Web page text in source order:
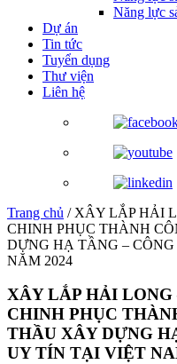
Năng lực
Dự án
Tin tức
Tuyển dụng
Thư viện
Liên hệ
Trang chủ / XÂY LẮP HẢI
CHINH PHỤC THÀNH
DỰNG HẠ TẦNG –
NĂM 2024
XÂY LẮP HẢI
CHINH PHỤC
THẦU XÂY DỰNG
UY TÍN TẠI VIỆT